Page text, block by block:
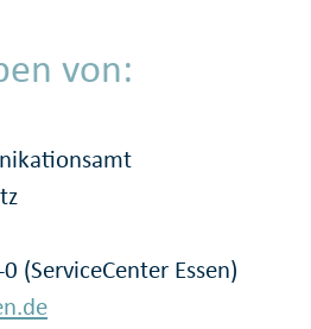
von:
(ServiceCenter Essen)